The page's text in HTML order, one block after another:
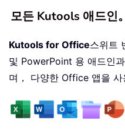
모든 Kutools 애드인
Kutools for Office스위트
및 PowerPoint 용 애드인
며， 다양한 Office 앱을 사